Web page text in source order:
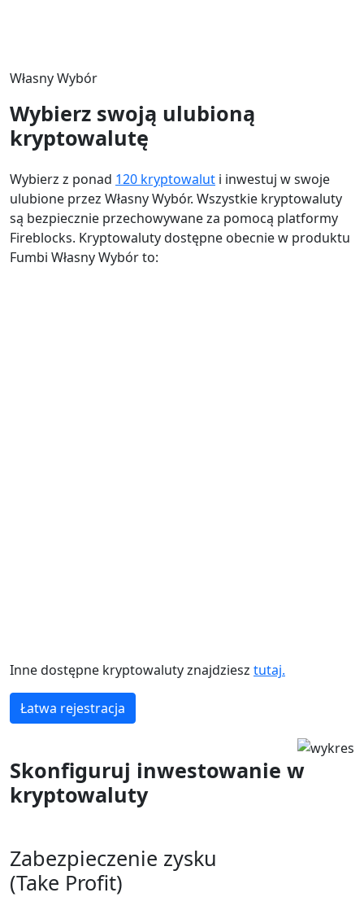
Własny Wybór
Wybierz swoją ulubioną
kryptowalutę
Wybierz z ponad 120 kryptowalut i inwestuj w swoje
ulubione przez Własny Wybór. Wszystkie kryptowaluty
są bezpiecznie przechowywane za pomocą platformy
Fireblocks. Kryptowaluty dostępne obecnie w produktu
Fumbi Własny Wybór to:
Inne dostępne kryptowaluty znajdziesz tutaj.
Łatwa rejestracja
Skonfiguruj inwestowanie w
kryptowaluty
Zabezpieczenie zysku
(Take Profit)